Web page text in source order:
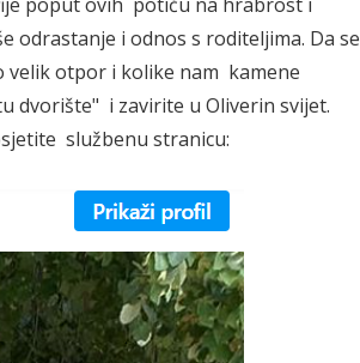
odrastanje i odnos s roditeljima. Da se
velik otpor i kolike nam kamene
i zavirite u Oliverin svijet.
službenu stranicu: